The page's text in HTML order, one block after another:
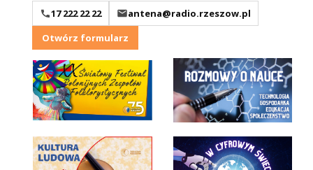
17 222 22 22
antena@radio.rzeszow.pl
Otwórz formularz